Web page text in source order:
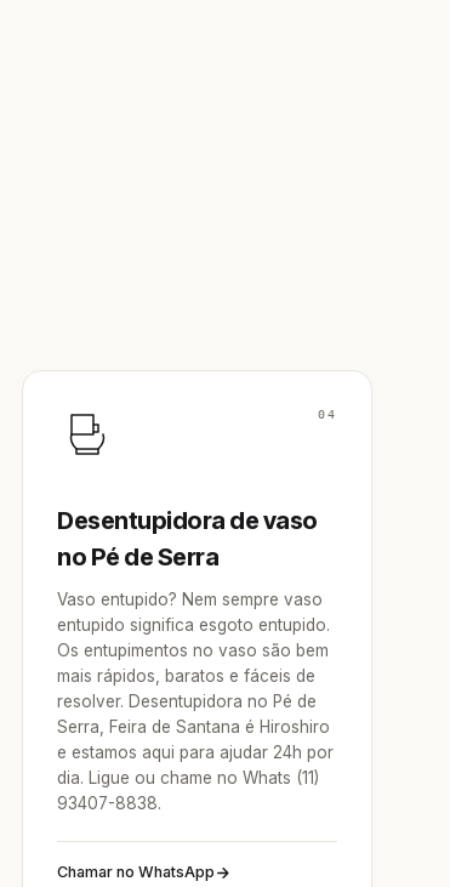
04
Desentupidora de vaso
no Pé de Serra
Vaso entupido? Nem sempre vaso
entupido significa esgoto entupido.
Os entupimentos no vaso são bem
mais rápidos, baratos e fáceis de
resolver. Desentupidora no Pé de
Serra, Feira de Santana é Hiroshiro
e estamos aqui para ajudar 24h por
dia. Ligue ou chame no Whats (11)
93407-8838.
Chamar no WhatsApp